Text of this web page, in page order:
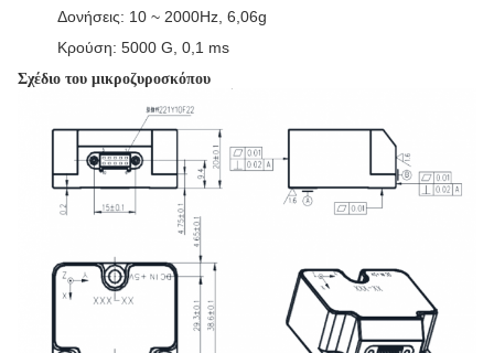
Δονήσεις: 10 ~ 2000Hz, 6,06g
Κρούση: 5000 G, 0,1 ms
Σχέδιο του μικροζυροσκόπου